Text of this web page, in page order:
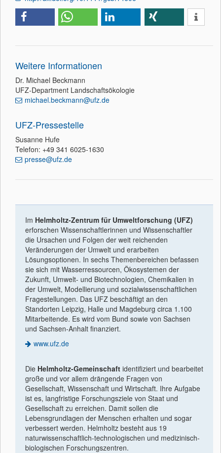
Weitere Informationen
Dr. Michael Beckmann
UFZ-Department Landschaftsökologie
michael.beckmann@ufz.de
UFZ-Pressestelle
Susanne Hufe
Telefon: +49 341 6025-1630
presse@ufz.de
Im Helmholtz-Zentrum für Umweltforschung (UFZ)
erforschen Wissenschaftlerinnen und Wissenschaftler
die Ursachen und Folgen der weit reichenden
Veränderungen der Umwelt und erarbeiten
Lösungsoptionen. In sechs Themenbereichen befassen
sie sich mit Wasserressourcen, Ökosystemen der
Zukunft, Umwelt- und Biotechnologien, Chemikalien in
der Umwelt, Modellierung und sozialwissenschaftlichen
Fragestellungen. Das UFZ beschäftigt an den
Standorten Leipzig, Halle und Magdeburg circa 1.100
Mitarbeitende. Es wird vom Bund sowie von Sachsen
und Sachsen-Anhalt finanziert.
www.ufz.de
Die Helmholtz-Gemeinschaft identiﬁziert und bearbeitet
große und vor allem drängende Fragen von
Gesellschaft, Wissenschaft und Wirtschaft. Ihre Aufgabe
ist es, langfristige Forschungsziele von Staat und
Gesellschaft zu erreichen. Damit sollen die
Lebensgrundlagen der Menschen erhalten und sogar
verbessert werden. Helmholtz besteht aus 19
naturwissenschaftlich-technologischen und medizinisch-
biologischen Forschungszentren.